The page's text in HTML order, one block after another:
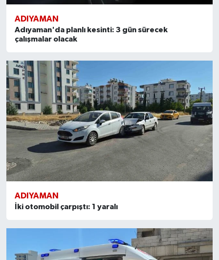
ADIYAMAN
Adıyaman'da planlı kesinti: 3 gün sürecek
çalışmalar olacak
ADIYAMAN
İki otomobil çarpıştı: 1 yaralı